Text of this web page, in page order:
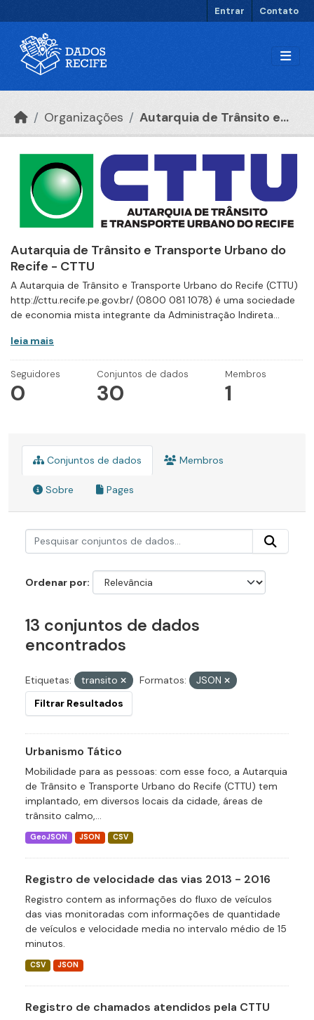
Entrar Contato
Organizações Autarquia de Trânsito e...
Autarquia de Trânsito e Transporte Urbano do
Recife - CTTU
A Autarquia de Trânsito e Transporte Urbano do Recife (CTTU)
http://cttu.recife.pe.gov.br/ (0800 081 1078) é uma sociedade
de economia mista integrante da Administração Indireta...
leia mais
Seguidores
0
Conjuntos de dados
30
Membros
1
Conjuntos de dados Membros
Sobre Pages
Ordenar por
13 conjuntos de dados
encontrados
Etiquetas: transito Formatos:
JSON
Filtrar Resultados
Urbanismo Tático
Mobilidade para as pessoas: com esse foco, a Autarquia
de Trânsito e Transporte Urbano do Recife (CTTU) tem
implantado, em diversos locais da cidade, áreas de
trânsito calmo,...
GeoJSON JSON CSV
Registro de velocidade das vias 2013 - 2016
Registro contem as informações do fluxo de veículos
das vias monitoradas com informações de quantidade
de veículos e velocidade media no intervalo médio de 15
minutos.
CSV JSON
Registro de chamados atendidos pela CTTU